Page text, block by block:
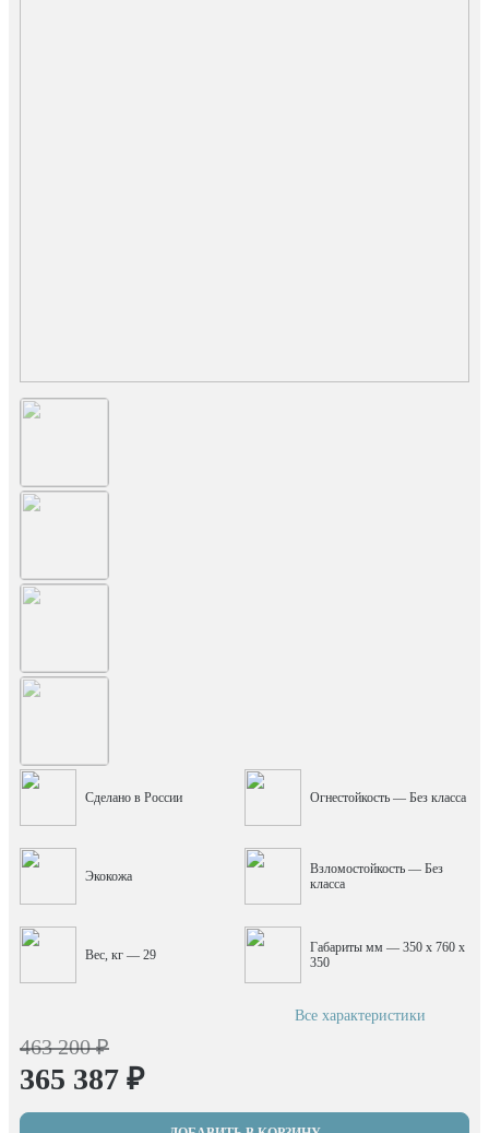
Сделано в России Огнестойкость — Без класса
Экокожа
Взломостойкость — Без
класса
Вес, кг — 29
Габариты мм — 350 x 760 x
350
Все характеристики
463 200 ₽
365 387 ₽